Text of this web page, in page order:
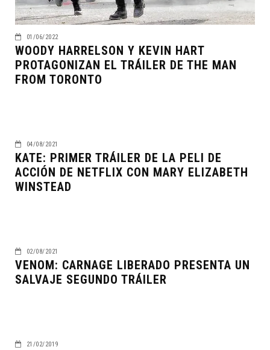
01/06/2022
WOODY HARRELSON Y KEVIN HART
PROTAGONIZAN EL TRÁILER DE THE MAN
FROM TORONTO
04/08/2021
KATE: PRIMER TRÁILER DE LA PELI DE
ACCIÓN DE NETFLIX CON MARY ELIZABETH
WINSTEAD
02/08/2021
VENOM: CARNAGE LIBERADO PRESENTA UN
SALVAJE SEGUNDO TRÁILER
21/02/2019